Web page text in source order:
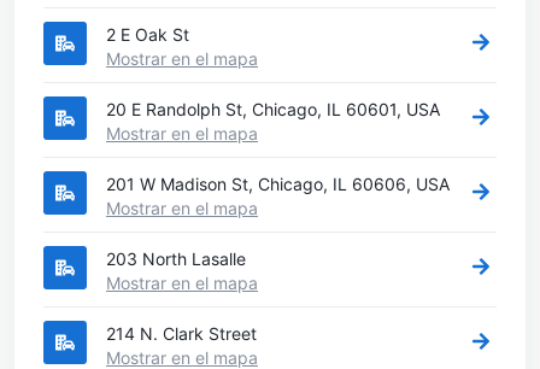
2 E Oak St
Mostrar en el mapa
20 E Randolph St, Chicago, IL 60601, USA
Mostrar en el mapa
201 W Madison St, Chicago, IL 60606, USA
Mostrar en el mapa
203 North Lasalle
Mostrar en el mapa
214 N. Clark Street
Mostrar en el mapa